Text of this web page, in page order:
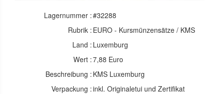
Lagernummer :#32288
Rubrik : EURO - Kursmünzensätze / KMS
Land : Luxemburg
Wert :7,88 Euro
Beschreibung : KMS Luxemburg
Verpackung :inkl. Originaletui und Zertifikat